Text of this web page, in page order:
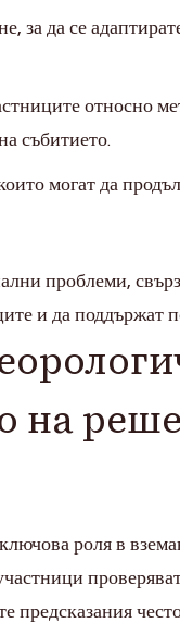
за да се
относно
събитието.
могат да
проблеми,
и да поддържат
на
роля в
предсказания